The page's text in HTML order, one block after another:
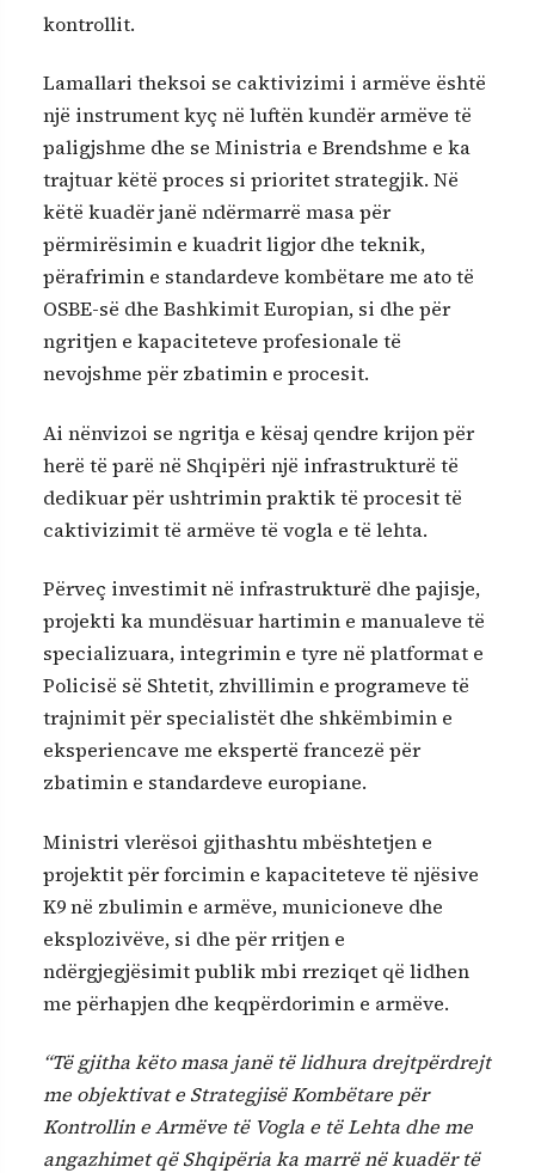
kontrollit.
Lamallari theksoi se caktivizimi i armëve është
një instrument kyç në luftën kundër armëve të
paligjshme dhe se Ministria e Brendshme e ka
trajtuar këtë proces si prioritet strategjik. Në
këtë kuadër janë ndërmarrë masa për
përmirësimin e kuadrit ligjor dhe teknik,
përafrimin e standardeve kombëtare me ato të
OSBE-së dhe Bashkimit Europian, si dhe për
ngritjen e kapaciteteve profesionale të
nevojshme për zbatimin e procesit.
Ai nënvizoi se ngritja e kësaj qendre krijon për
herë të parë në Shqipëri një infrastrukturë të
dedikuar për ushtrimin praktik të procesit të
caktivizimit të armëve të vogla e të lehta.
Përveç investimit në infrastrukturë dhe pajisje,
projekti ka mundësuar hartimin e manualeve të
specializuara, integrimin e tyre në platformat e
Policisë së Shtetit, zhvillimin e programeve të
trajnimit për specialistët dhe shkëmbimin e
eksperiencave me ekspertë francezë për
zbatimin e standardeve europiane.
Ministri vlerësoi gjithashtu mbështetjen e
projektit për forcimin e kapaciteteve të njësive
K9 në zbulimin e armëve, municioneve dhe
eksplozivëve, si dhe për rritjen e
ndërgjegjësimit publik mbi rreziqet që lidhen
me përhapjen dhe keqpërdorimin e armëve.
“Të gjitha këto masa janë të lidhura drejtpërdrejt
me objektivat e Strategjisë Kombëtare për
Kontrollin e Armëve të Vogla e të Lehta dhe me
angazhimet që Shqipëria ka marrë në kuadër të